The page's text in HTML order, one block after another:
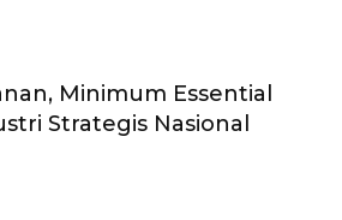
Minimum Essential
Strategis Nasional